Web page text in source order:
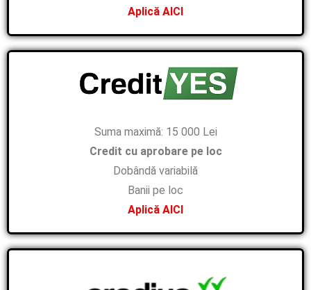
Aplică AICI
Suma maximă: 15 000 Lei
Credit cu aprobare pe loc
Dobândă variabilă
Banii pe loc
Aplică AICI